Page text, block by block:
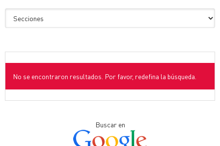
No se encontraron resultados. Por favor, redefina la búsqueda.
Buscar en